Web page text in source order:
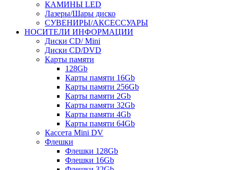
КАМИНЫ LED
Лазеры/Шары диско
СУВЕНИРЫ/АКСЕССУАРЫ
НОСИТЕЛИ ИНФОРМАЦИИ
Диски CD/ Mini
Диски CD/DVD
Карты памяти
128Gb
Карты памяти 16Gb
Карты памяти 256Gb
Карты памяти 2Gb
Карты памяти 32Gb
Карты памяти 4Gb
Карты памяти 64Gb
Кассета Mini DV
Флешки
Флешки 128Gb
Флешки 16Gb